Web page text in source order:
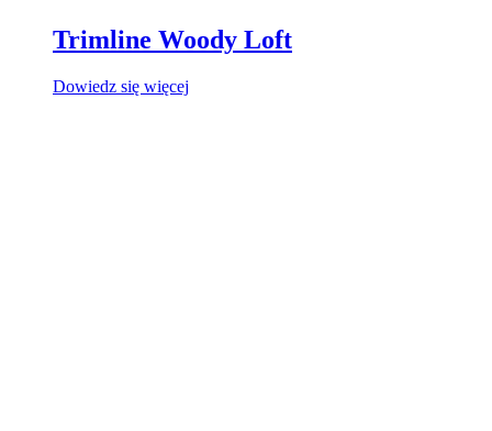
Trimline Woody Loft
Dowiedz się więcej